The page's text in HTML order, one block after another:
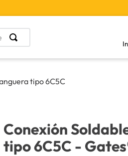
tipo 6C5C
Conexión
tipo 6C5C -